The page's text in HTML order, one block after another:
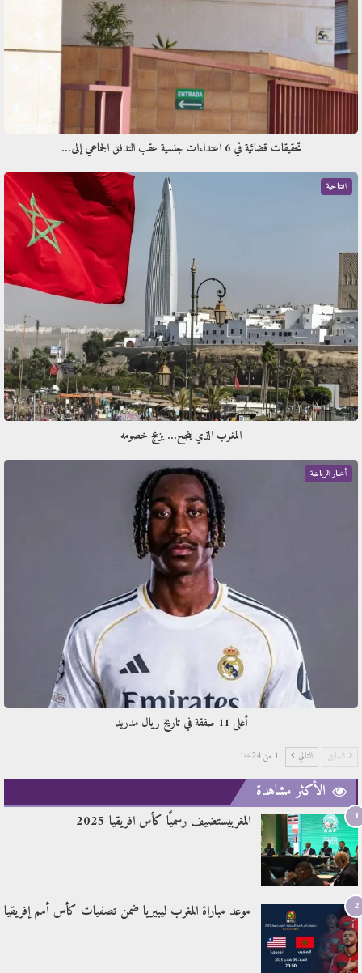
تحقيقات قضائية في 6 اعتداءات جنسية عقب التدفق الجماعي إلى…
افتتاحية
المغرب الذي ينجح… يزعج خصومه
أخبار الرياضة
أغلى 11 صفقة في تاريخ ريال مدريد
السابق التالي 1 من 1٬424
الأكثر مشاهدة
1 المغربيستضيف رسميًا كأس افريقيا 2025
2 موعد مباراة المغرب ليبيريا ضمن تصفيات كأس أمم إفريقيا